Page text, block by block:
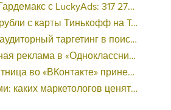
317 279 рублей за 10 дней - «Надо знать»
карты Тинькофф на Tether ERC20 (USDT)?
в поисковой кампании Google Ads - «Заработок»
как ее настроить и нужно ли - «Заработок»
магазину подарков 221 продажу по цене 38 рублей - «Заработок»
маркетологов ценят - «Заработок»